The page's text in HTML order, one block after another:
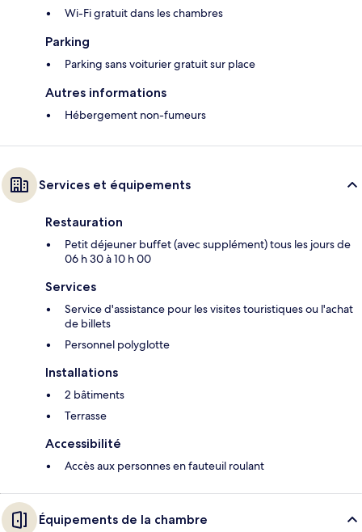
Wi-Fi gratuit dans les chambres
Parking
Parking sans voiturier gratuit sur place
Autres informations
Hébergement non-fumeurs
Services et équipements
Restauration
Petit déjeuner buffet (avec supplément) tous les jours de
06 h 30 à 10 h 00
Services
Service d'assistance pour les visites touristiques ou l'achat
de billets
Personnel polyglotte
Installations
2 bâtiments
Terrasse
Accessibilité
Accès aux personnes en fauteuil roulant
Équipements de la chambre